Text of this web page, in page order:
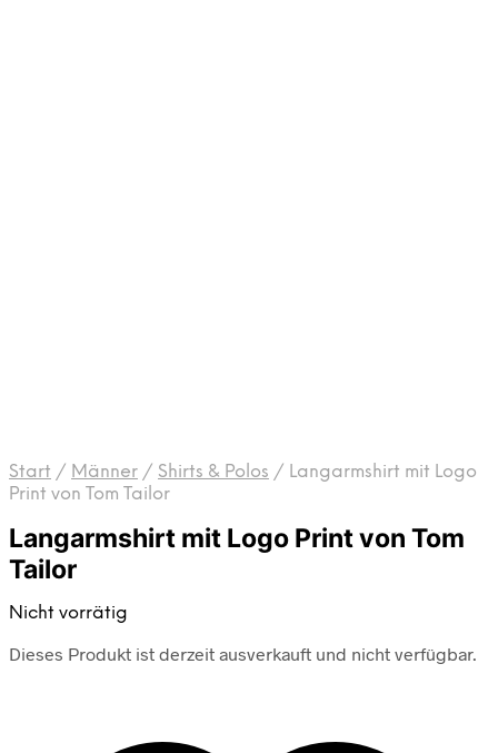
Start / Männer / Shirts & Polos / Langarmshirt mit Logo
Print von Tom Tailor
Langarmshirt mit Logo Print von Tom
Tailor
Nicht vorrätig
Dieses Produkt ist derzeit ausverkauft und nicht verfügbar.